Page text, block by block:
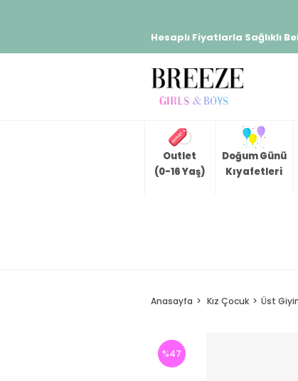
Hesaplı Fiyatlarla Sağlıklı
Outlet
(0-16 Yaş)
Doğum Günü
Kıyafetleri
Anasayfa Kız Çocuk Üst
%47